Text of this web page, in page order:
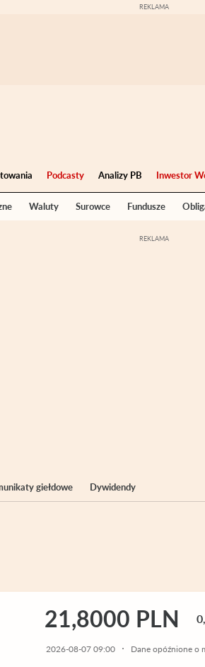
Podcasty Analizy PB Inwestor
Waluty Surowce Fundusze
giełdowe Dywidendy
21,8000 PLN
2026-08-07 09:00 Dane opóźnione o